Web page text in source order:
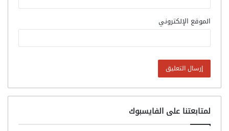
الموقع الإلكتروني
لمتابعتنا على الفايسبوك